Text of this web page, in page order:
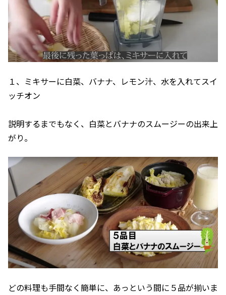
１、ミキサーに白菜、バナナ、レモン汁、水を入れてスイ
ッチオン
説明するまでもなく、白菜とバナナのスムージーの出来上
がり。
どの料理も手間なく簡単に、あっという間に５品が揃いま